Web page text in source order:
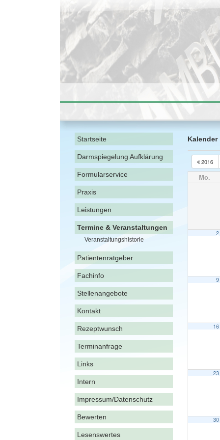
Startseite
Darmspiegelung Aufklärung
Formularservice
Praxis
Leistungen
Termine & Veranstaltungen
Veranstaltungshistorie
Patientenratgeber
Fachinfo
Stellenangebote
Kontakt
Rezeptwunsch
Terminanfrage
Links
Intern
Impressum/Datenschutz
Bewerten
Lesenswertes
Kalender
2016
Mo.
2
9
16
23
30